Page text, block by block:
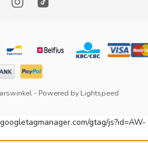
- Powered by Lightspeed
gtag/js?id=AW-